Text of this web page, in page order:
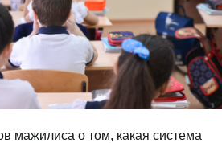
мажилиса о том, какая система